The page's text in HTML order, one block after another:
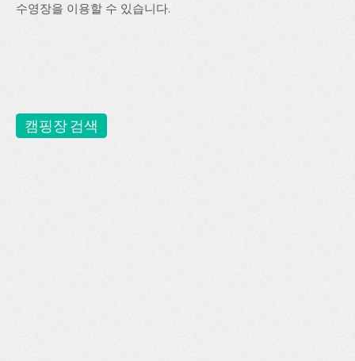
수영장을 이용할 수 있습니다.
캠핑장 검색